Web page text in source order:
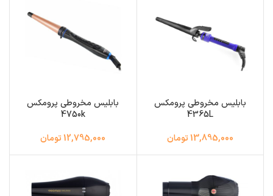
بابلیس مخروطی پرومکس
4365L
13,895,000 تومان
بابلیس مخروطی پرومکس
4750k
12,795,000 تومان